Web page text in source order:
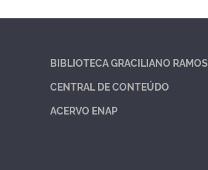
BIBLIOTECA GRACILIANO RAMOS
CENTRAL DE CONTEÚDO
ACERVO ENAP